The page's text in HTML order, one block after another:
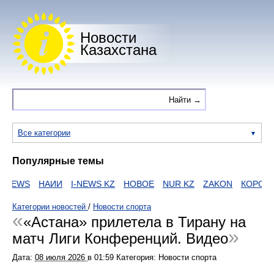
Новости
Казахстана
Все категории
Популярные темы
НАИИ I-NEWS KZ НОВОЕ NUR KZ ZAKON
Категории новостей / Новости спорта
«Астана» прилетела в Тирану на
матч Лиги Конференций. Видео
Дата: 08 июля 2026 в 01:59 Категория: Новости спорта